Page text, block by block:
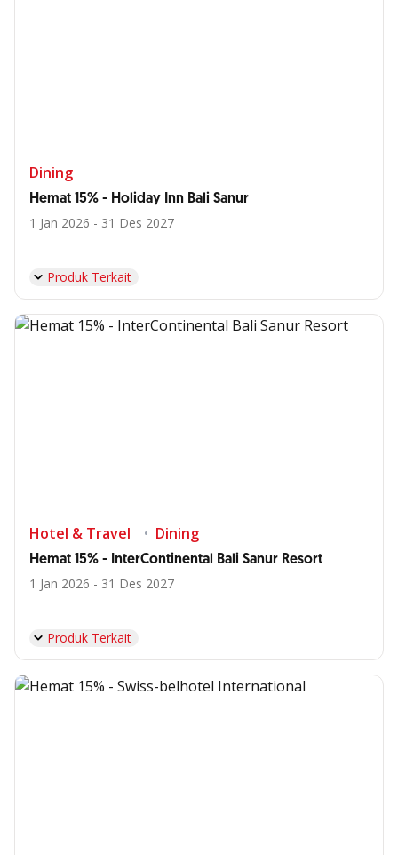
Dining
Hemat 15% - Holiday Inn Bali Sanur
1 Jan 2026 - 31 Des 2027
Produk Terkait
Hotel & Travel Dining
Hemat 15% - InterContinental Bali Sanur Resort
1 Jan 2026 - 31 Des 2027
Produk Terkait